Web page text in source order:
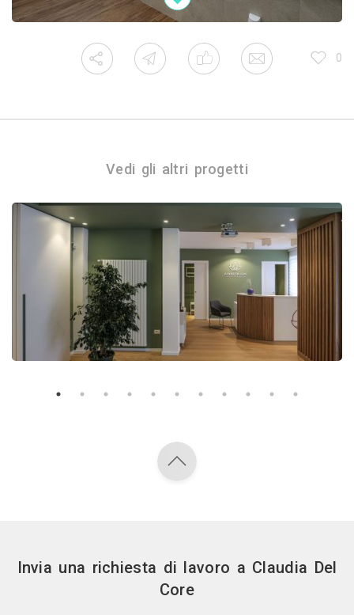
0
Vedi gli altri progetti
Invia una richiesta di lavoro a Claudia Del
Core